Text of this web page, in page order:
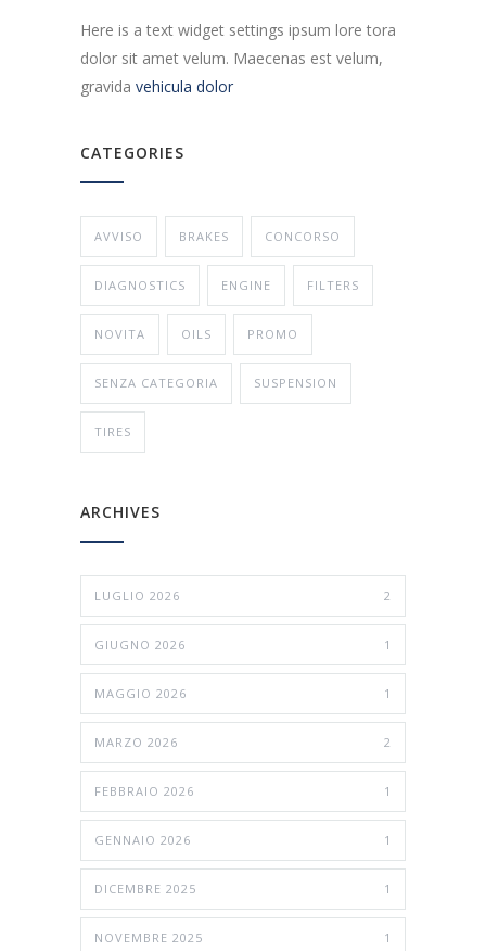
Here is a text widget settings ipsum lore tora
dolor sit amet velum. Maecenas est velum,
gravida vehicula dolor
CATEGORIES
AVVISO BRAKES CONCORSO
DIAGNOSTICS ENGINE FILTERS
NOVITA OILS PROMO
SENZA CATEGORIA SUSPENSION
TIRES
ARCHIVES
LUGLIO 2026 2
GIUGNO 2026 1
MAGGIO 2026 1
MARZO 2026 2
FEBBRAIO 2026 1
GENNAIO 2026 1
DICEMBRE 2025 1
NOVEMBRE 2025 1